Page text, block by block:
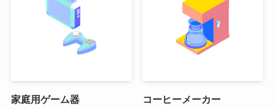
家庭用ゲーム器 コーヒーメーカー